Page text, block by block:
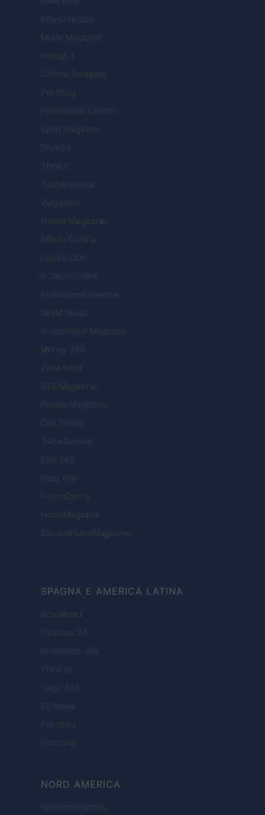
Milano Notizie
Motor Magazine
Notizie.it
Offerte Shopping
Pet Story
Professione Lavoro
Sport Magazine
Style24
Think.it
Tuobenessere
Viaggiamo
Nonne Magazine
Milano Cortina
Luxury Club
Il Calcio Online
Professione mamma
World Music
Investimenti Magazine
Money 365
Zona Nerd
B2B Magazine
People Magazine
Day Travel
Tutto Gaming
ESG 365
Food Wiki
FuturoDonna
HomeMagazine
SecondHomeMagazine
SPAGNA E AMERICA LATINA
Actualidad
Finanzas 24
Investindo 365
Think.es
Viajar 365
ES Newz
Pet Story
Encocina
NORD AMERICA
Womanmagazine